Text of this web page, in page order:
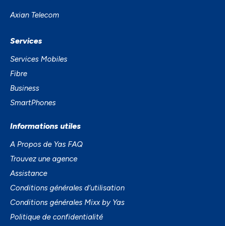
Axian Telecom
Services
Services Mobiles
Fibre
Business
SmartPhones
Informations utiles
A Propos de Yas FAQ
Trouvez une agence
Assistance
Conditions générales d’utilisation
Conditions générales Mixx by Yas
Politique de confidentialité